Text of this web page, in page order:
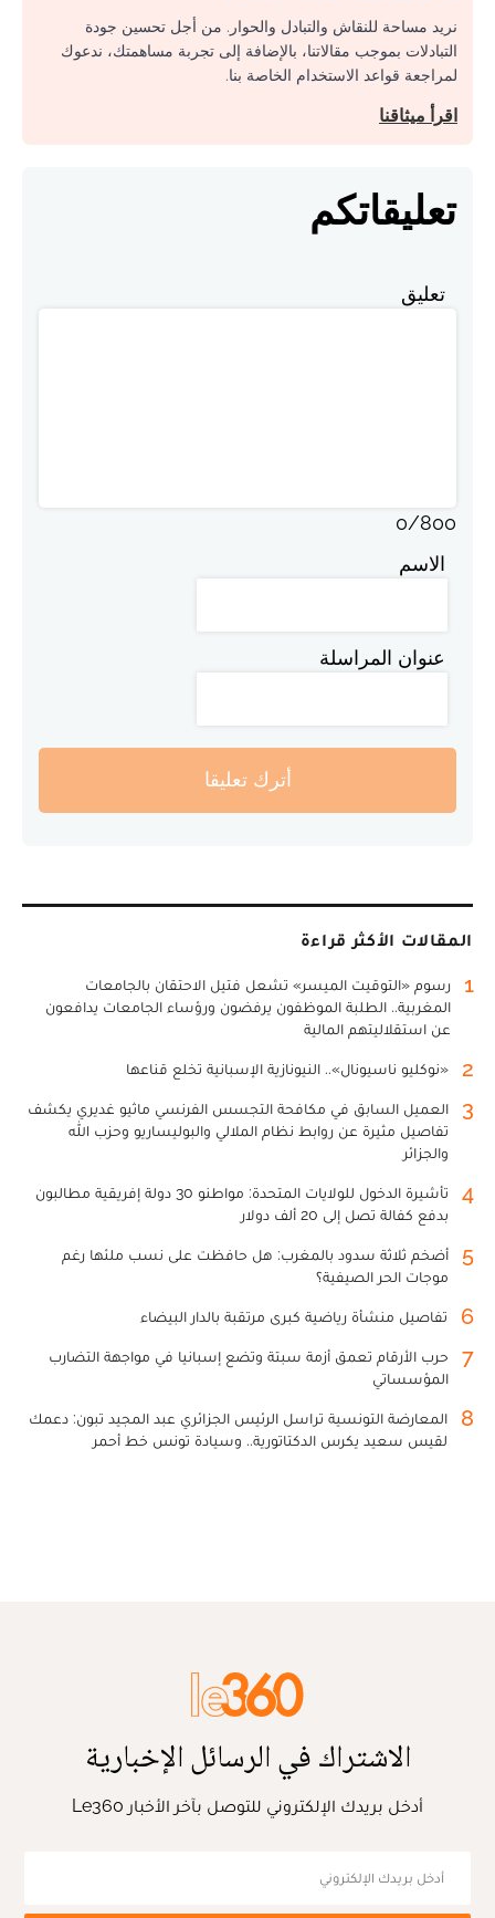
نريد مساحة للنقاش والتبادل والحوار. من أجل تحسين جودة
التبادلات بموجب مقالاتنا، بالإضافة إلى تجربة مساهمتك، ندعوك
لمراجعة قواعد الاستخدام الخاصة بنا.
اقرأ ميثاقنا
تعليقاتكم
تعليق
0/800
الاسم
عنوان المراسلة
أترك تعليقا
المقالات الأكثر قراءة
1
رسوم «التوقيت الميسر» تشعل فتيل الاحتقان بالجامعات
المغربية.. الطلبة الموظفون يرفضون ورؤساء الجامعات يدافعون
عن استقلاليتهم المالية
2 «نوكليو ناسيونال».. النيونازية الإسبانية تخلع قناعها
3
العميل السابق في مكافحة التجسس الفرنسي ماثيو غديري يكشف
تفاصيل مثيرة عن روابط نظام الملالي والبوليساريو وحزب الله
والجزائر
4
تأشيرة الدخول للولايات المتحدة: مواطنو 30 دولة إفريقية مطالبون
بدفع كفالة تصل إلى 20 ألف دولار
5
أضخم ثلاثة سدود بالمغرب: هل حافظت على نسب ملئها رغم
موجات الحر الصيفية؟
6 تفاصيل منشأة رياضية كبرى مرتقبة بالدار البيضاء
7
حرب الأرقام تعمق أزمة سبتة وتضع إسبانيا في مواجهة التضارب
المؤسساتي
8
المعارضة التونسية تراسل الرئيس الجزائري عبد المجيد تبون: دعمك
لقيس سعيد يكرس الدكتاتورية.. وسيادة تونس خط أحمر
الاشتراك في الرسائل الإخبارية
أدخل بريدك الإلكتروني للتوصل بآخر الأخبار Le360